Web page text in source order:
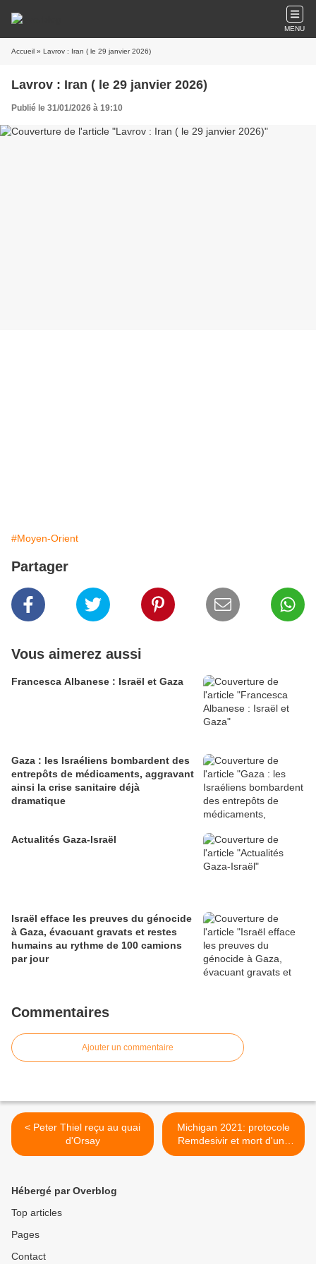
MENU
Accueil » Lavrov : Iran ( le 29 janvier 2026)
Lavrov : Iran ( le 29 janvier 2026)
Publié le 31/01/2026 à 19:10
#Moyen-Orient
Partager
Vous aimerez aussi
Francesca Albanese : Israël et Gaza
Gaza : les Israéliens bombardent des
entrepôts de médicaments, aggravant
ainsi la crise sanitaire déjà
dramatique
Actualités Gaza-Israël
Israël efface les preuves du génocide
à Gaza, évacuant gravats et restes
humains au rythme de 100 camions
par jour
Commentaires
Ajouter un commentaire
< Peter Thiel reçu au quai
d'Orsay
Michigan 2021: protocole
Remdesivir et mort d'une
femme enceinte >
Hébergé par Overblog
Top articles
Pages
Contact